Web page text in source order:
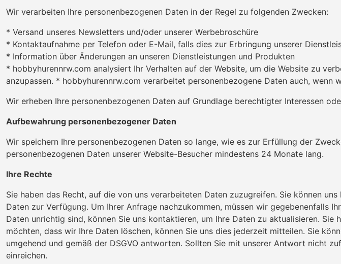
Wir verarbeiten Ihre personenbezogenen Daten in der Regel zu folgenden Zwecken:
* Versand unseres Newsletters und/oder unserer Werbebroschüre
* Kontaktaufnahme per Telefon oder E-Mail, falls dies zur Erbringung unserer
* Information über Änderungen an unseren Dienstleistungen und Produkten
* hobbyhurennrw.com analysiert Ihr Verhalten auf der Website, um die Website zu
anzupassen. * hobbyhurennrw.com verarbeitet personenbezogene Daten auch,
Wir erheben Ihre personenbezogenen Daten auf Grundlage berechtigter Interessen
Aufbewahrung personenbezogener Daten
Wir speichern Ihre personenbezogenen Daten so lange, wie es zur Erfüllung der
personenbezogenen Daten unserer Website-Besucher mindestens 24 Monate lang.
Ihre Rechte
Sie haben das Recht, auf die von uns verarbeiteten Daten zuzugreifen. Sie können
Daten zur Verfügung. Um Ihrer Anfrage nachzukommen, müssen wir gegebenenfalls
Daten unrichtig sind, können Sie uns kontaktieren, um Ihre Daten zu aktualisieren.
möchten, dass wir Ihre Daten löschen, können Sie uns dies jederzeit mitteilen. Sie
umgehend und gemäß der DSGVO antworten. Sollten Sie mit unserer Antwort nicht
einreichen.